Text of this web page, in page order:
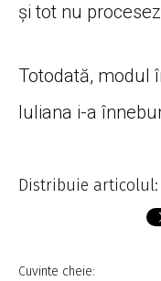
și tot nu
Totodată, modul
Iuliana i-a
Distribuie articolul:
Cuvinte cheie: